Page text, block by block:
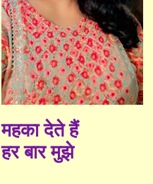
महका देते हैं
हर बार मुझे